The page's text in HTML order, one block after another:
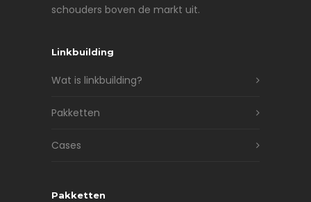
schouders boven de markt uit.
Linkbuilding
Wat is linkbuilding?
Pakketten
Cases
Pakketten